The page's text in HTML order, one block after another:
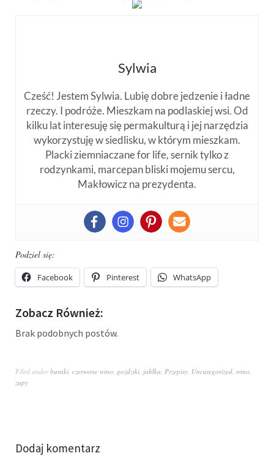
Sylwia
Cześć! Jestem Sylwia. Lubię dobre jedzenie i ładne
rzeczy. I podróże. Mieszkam na podlaskiej wsi. Od
kilku lat interesuję się permakulturą i jej narzędzia
wykorzystuję w siedlisku, w którym mieszkam.
Placki ziemniaczane for life, sernik tylko z
rodzynkami, marcepan bliski mojemu sercu,
Makłowicz na prezydenta.
Podziel się:
Facebook Pinterest WhatsApp
Zobacz Również:
Brak podobnych postów.
Filed underburaki czerwone wino goździki jabłka Przepisy Uncategorized wino
zupy
Dodaj komentarz